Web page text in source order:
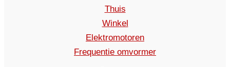
Thuis
Winkel
Elektromotoren
Frequentie omvormer